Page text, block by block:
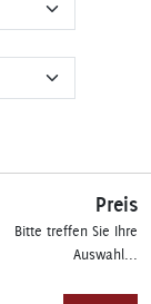
Preis
Bitte treffen Sie Ihre
Auswahl...